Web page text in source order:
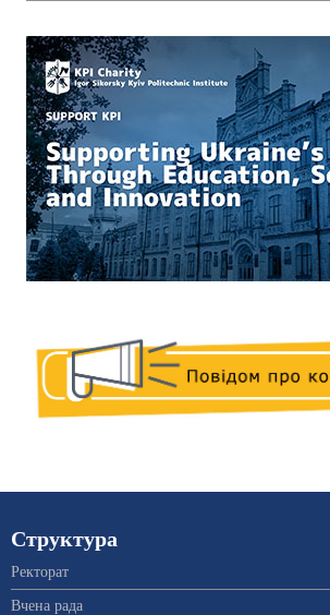
Структура
Ректорат
Вчена рада